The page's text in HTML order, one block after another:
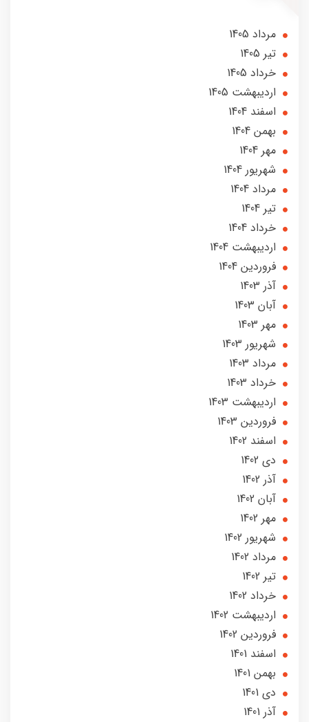
مرداد 1405
تير 1405
خرداد 1405
ارديبهشت 1405
اسفند 1404
بهمن 1404
مهر 1404
شهریور 1404
مرداد 1404
تير 1404
خرداد 1404
ارديبهشت 1404
فروردین 1404
آذر 1403
آبان 1403
مهر 1403
شهریور 1403
مرداد 1403
خرداد 1403
ارديبهشت 1403
فروردین 1403
اسفند 1402
دی 1402
آذر 1402
آبان 1402
مهر 1402
شهریور 1402
مرداد 1402
تير 1402
خرداد 1402
ارديبهشت 1402
فروردین 1402
اسفند 1401
بهمن 1401
دی 1401
آذر 1401